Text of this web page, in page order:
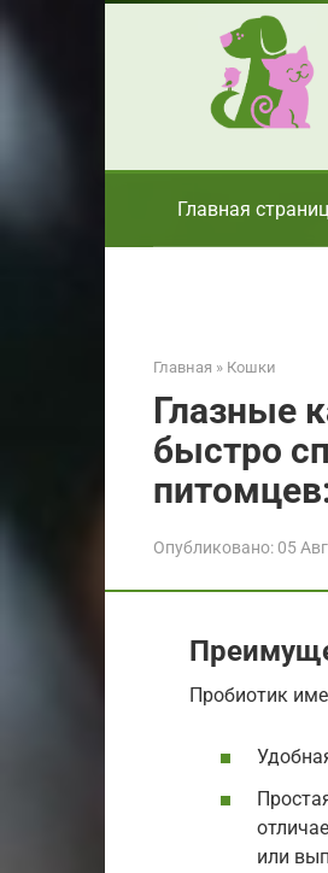
Главная
Главная » Кошки
Глазные
быстро
Опубликовано: 05
Пробиотик
или